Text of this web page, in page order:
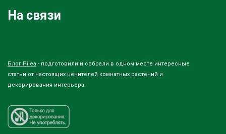
На связи
Блог Pilea - подготовили и собрали в одном месте интересные
статьи от настоящих ценителей комнатных растений и
декорирования интерьера.